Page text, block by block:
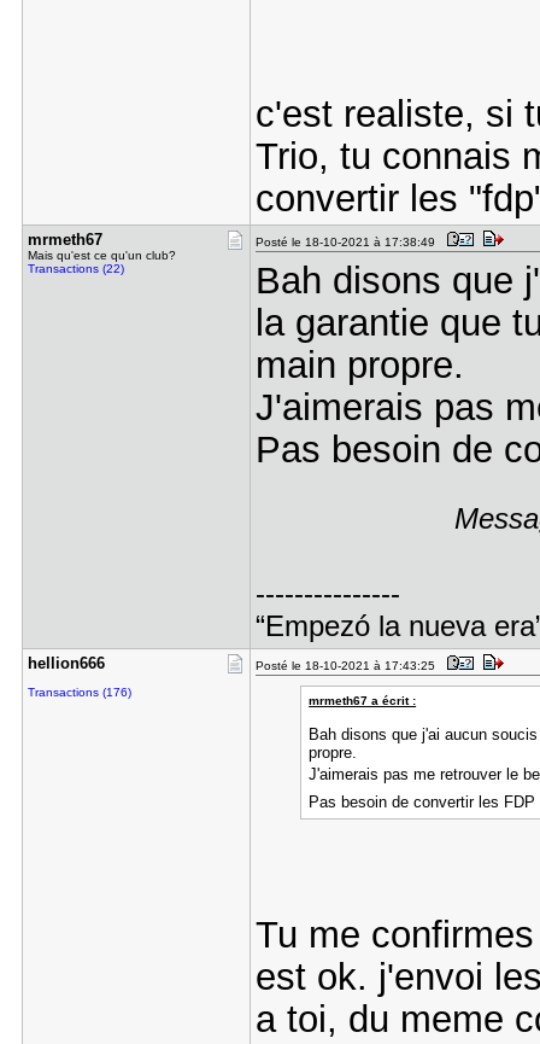
c'est realiste, si
Trio, tu connais
convertir les
mrmeth67
Mais qu'est ce qu'un club?
Transactions (22)
Posté le 18-10-2021 à 17:38:49
Bah disons que
la garantie que
main propre.
J'aimerais pas
Pas besoin de
---------------
“Empezó la nueva
hellion666
Transactions (176)
Posté le 18-10-2021 à 17:43:25
mrmeth67 a écrit :
Bah disons que j'ai aucun
propre.
J'aimerais pas me retrouver le
Pas besoin de convertir les FDP
Tu me
est ok. j'envoi
a toi, du meme